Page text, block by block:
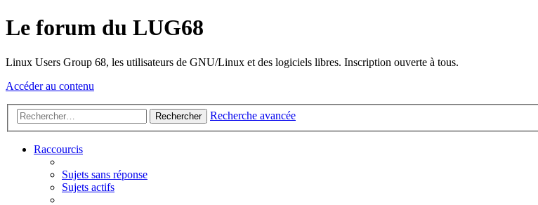
Le forum du LUG68
Linux Users Group 68, les utilisateurs de GNU/Linux et des logiciels libres. Inscription ouverte à tous.
Accéder au contenu
Rechercher Recherche avancée
Raccourcis
Sujets sans réponse
Sujets actifs